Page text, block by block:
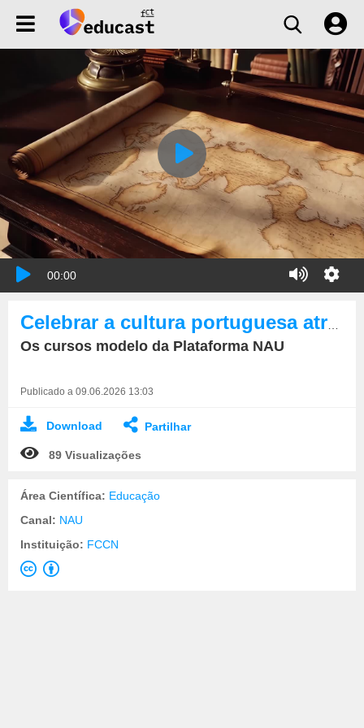
00:00
Os cursos modelo da Plataforma NAU
Publicado a 09.06.2026 13:03
Download Partilhar
89 Visualizações
Área Científica: Educação
Canal: NAU
Instituição: FCCN